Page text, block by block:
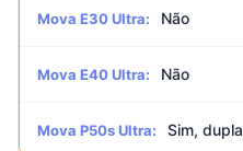
Mova E30 Ultra: Não
Mova E40 Ultra: Não
Mova P50s Ultra: Sim, dupla